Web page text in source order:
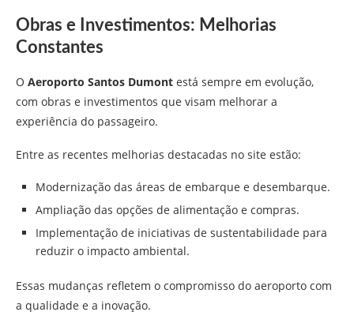
Obras e Investimentos: Melhorias
Constantes
O Aeroporto Santos Dumont está sempre em evolução,
com obras e investimentos que visam melhorar a
experiência do passageiro.
Entre as recentes melhorias destacadas no site estão:
Modernização das áreas de embarque e desembarque.
Ampliação das opções de alimentação e compras.
Implementação de iniciativas de sustentabilidade para
reduzir o impacto ambiental.
Essas mudanças refletem o compromisso do aeroporto com
a qualidade e a inovação.